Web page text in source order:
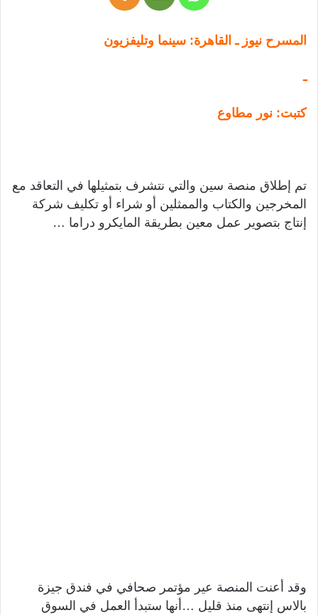
المسرح نيوز ـ القاهرة: سينما وتليفزيون
ـ
كتبت: نور مطاوع
تم إطلاق منصة سين والتي نتشرف بتمثيلها في التعاقد مع
المخرجين والكتاب والممثلين أو شراء أو تكليف شركة
إنتاج بتصوير عمل معين بطريقة المايكرو دراما …
وقد أعنت المنصة عير مؤتمر صحافي في فندق جيزة
بالاس إنتهى منذ قليل …أنها ستبدأ العمل في السوق